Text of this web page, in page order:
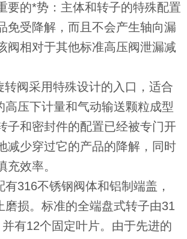
要的*势：主体和转子的特殊配置
免受降解，而且不会产生轴向漏
阀相对于其他标准高压阀泄漏减
阀采用特殊设计的入口，适合
高压下计量和气动输送颗粒成型
子和密封件的配置已经被专门开
减少穿过它的产品的降解，同时
充效率。
316不锈钢阀体和铝制端盖，
磨损。标准的全端盘式转子由31
有12个固定叶片。由于先进的